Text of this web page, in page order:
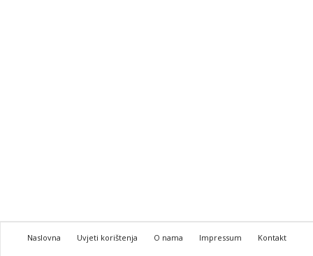
Naslovna Uvjeti korištenja O nama Impressum
Kontakt